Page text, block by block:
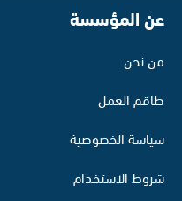
عن المؤسسة
من نحن
طاقم العمل
سياسة الخصوصية
شروط الاستخدام